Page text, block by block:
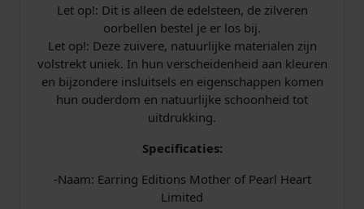
Let op!: Dit is alleen de edelsteen, de zilveren
oorbellen bestel je er los bij.
Let op!: Deze zuivere, natuurlijke materialen zijn
volstrekt uniek. In hun verscheidenheid aan kleuren
en bijzondere insluitsels en eigenschappen komen
hun ouderdom en natuurlijke schoonheid tot
uitdrukking.
Specificaties:
-Naam: Earring Editions Mother of Pearl Heart
Limited